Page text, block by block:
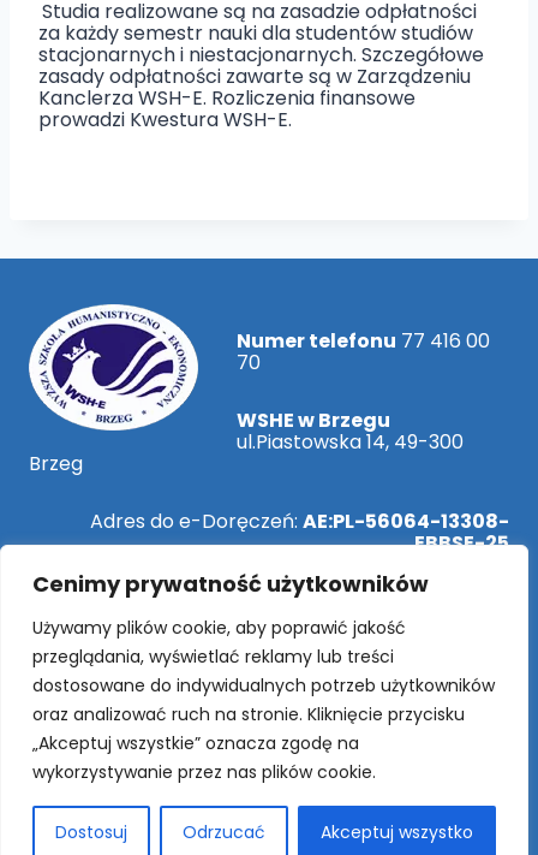
Cenimy prywatność użytkowników
Używamy plików cookie, aby poprawić jakość
przeglądania, wyświetlać reklamy lub treści
dostosowane do indywidualnych potrzeb użytkowników
oraz analizować ruch na stronie. Kliknięcie przycisku
„Akceptuj wszystkie” oznacza zgodę na
wykorzystywanie przez nas plików cookie.
Dostosuj Odrzucać Akceptuj wszystko
Studia realizowane są na zasadzie odpłatności
za każdy semestr nauki dla studentów studiów
stacjonarnych i niestacjonarnych. Szczegółowe
zasady odpłatności zawarte są w Zarządzeniu
Kanclerza WSH-E. Rozliczenia finansowe
prowadzi Kwestura WSH-E.
Numer telefonu 77 416 00
70
WSHE w Brzegu
ul.Piastowska 14, 49-300
Brzeg
Adres do e-Doręczeń: AE:PL-56064-13308-
EBBSE-25
ePUAP: /WSHEBrzeg/SkrytkaESP
Rekrutacja Online!
SOCIAL MEDIA